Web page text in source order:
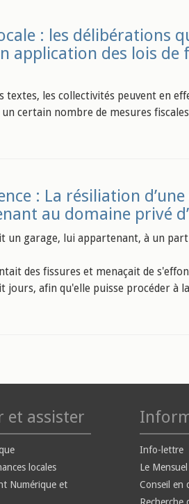
: les délibérations
application des lois
textes, les collectivités peuvent en
certain nombre de mesures
: La résiliation
au domaine privé
un garage, lui appartenant, à un
des fissures et menaçait de
jours, afin qu'elle puisse procéder à
et assister
locales
Numérique et
Info-lettre
Le
Conseil en